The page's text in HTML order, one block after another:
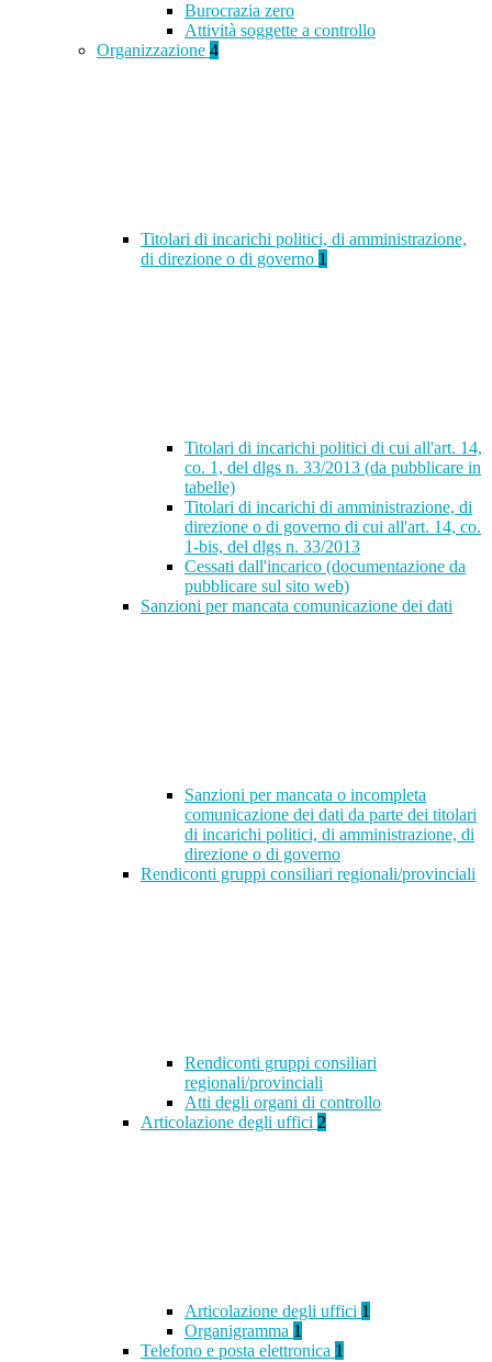
Burocrazia zero
Attività soggette a controllo
Organizzazione 4
Titolari di incarichi politici, di amministrazione,
di direzione o di governo 1
Titolari di incarichi politici di cui all'art. 14,
co. 1, del dlgs n. 33/2013 (da pubblicare in
tabelle)
Titolari di incarichi di amministrazione, di
direzione o di governo di cui all'art. 14, co.
1-bis, del dlgs n. 33/2013
Cessati dall'incarico (documentazione da
pubblicare sul sito web)
Sanzioni per mancata comunicazione dei dati
Sanzioni per mancata o incompleta
comunicazione dei dati da parte dei titolari
di incarichi politici, di amministrazione, di
direzione o di governo
Rendiconti gruppi consiliari regionali/provinciali
Rendiconti gruppi consiliari
regionali/provinciali
Atti degli organi di controllo
Articolazione degli uffici 2
Articolazione degli uffici 1
Organigramma 1
Telefono e posta elettronica 1